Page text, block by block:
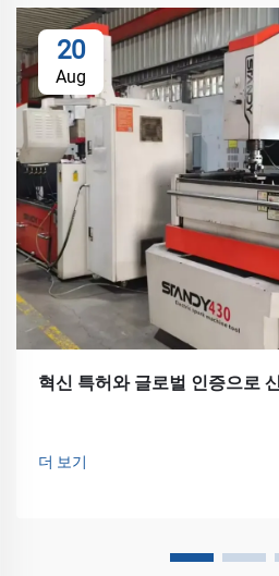
20
Aug
혁신 특허와 글로벌 인증으로
더 보기